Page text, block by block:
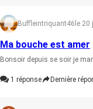
Buffleintriquant46 le 20
Ma bouche est amer
Bonsoir depuis se soir je
1 réponse Dernière